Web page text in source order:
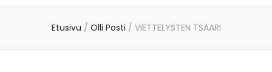
Etusivu / Olli Posti / VIETTELYSTEN TSAARI